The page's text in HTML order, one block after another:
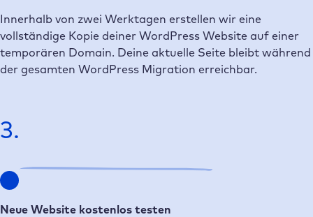
Innerhalb von zwei Werktagen erstellen wir eine
vollständige Kopie deiner WordPress Website auf einer
temporären Domain. Deine aktuelle Seite bleibt während
der gesamten WordPress Migration erreichbar.
3.
Neue Website kostenlos testen